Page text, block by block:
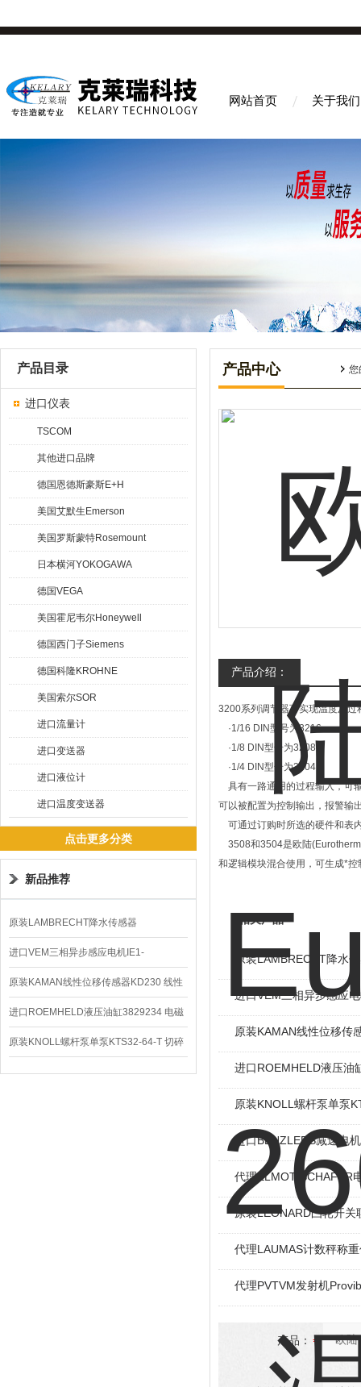
网站首页 关于我们
产品目录
进口仪表
TSCOM
其他进口品牌
德国恩德斯豪斯E+H
美国艾默生Emerson
美国罗斯蒙特Rosemount
日本横河YOKOGAWA
德国VEGA
美国霍尼韦尔Honeywell
德国西门子Siemens
德国科隆KROHNE
美国索尔SOR
进口流量计
进口变送器
进口液位计
进口温度变送器
点击更多分类
新品推荐
原装LAMBRECHT降水传感器
00.14575.20气象仪
进口VEM三相异步感应电机IE1-
K21R80G4马达
原装KAMAN线性位移传感器KD230 线性
编码器
进口ROEMHELD液压油缸3829234 电磁
阀定位器
原装KNOLL螺杆泵单泵KTS32-64-T 切碎
排屑机
产品中心 您
产品介绍：
3200系列调节器可实现温度及
·1/16 DIN型号为3216
·1/8 DIN型号为3208
·1/4 DIN型号为3204
具有一路通用的过程输入，可
可以被配置为控制输出，报警输
可通过订购时所选的硬件和表
3508和3504是欧陆
和逻辑模块混合使用，可生成*
相关产品
原装LAMBRECHT降水
进口VEM三相异步感应
原装KAMAN线性位移传
进口ROEMHELD液压油
原装KNOLL螺杆泵单泵
进口BENZLERS减速电
代理ELMOT-SCHAFER
原装LEONARD凸轮开关
代理LAUMAS计数秤称
代理PVTVM发射机
产品：